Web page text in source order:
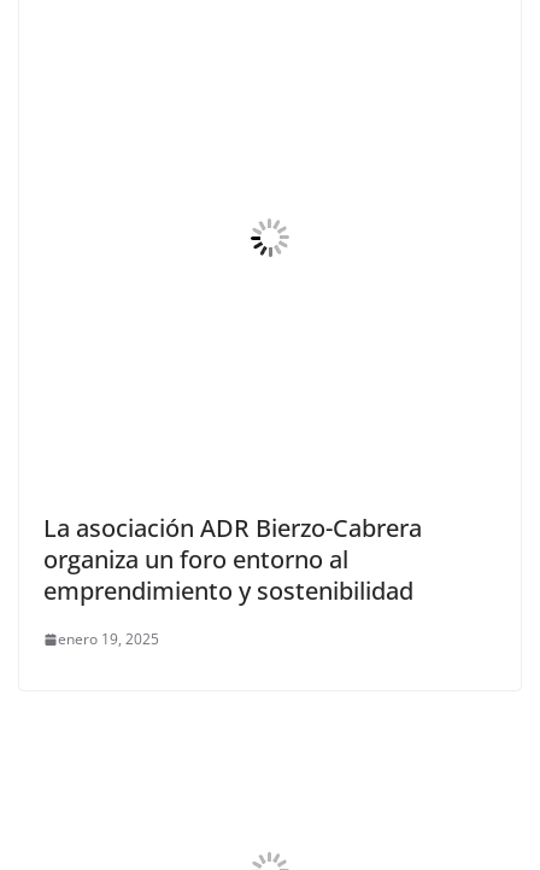
La asociación ADR Bierzo-Cabrera
organiza un foro entorno al
emprendimiento y sostenibilidad
enero 19, 2025